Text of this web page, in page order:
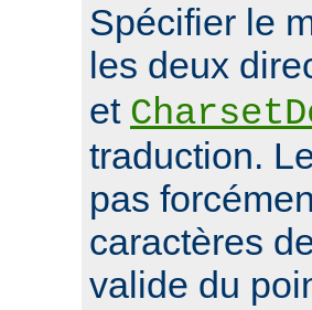
Spécifier le
les deux
et
traduction.
pas
caractères
valide du